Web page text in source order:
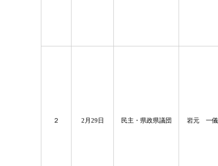
２ 2月29日 民主・県政県議団 岩元 一儀